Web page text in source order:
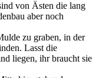
von Ästen die lang
aber noch
zu graben, in der
Lasst die
liegen, ihr braucht sie